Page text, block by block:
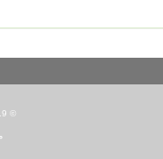
© 2019 - کلیه حقوق متعلق به شرکت تعاونی مسکن فرهنگیان ناحیه 5 اصفهان است.